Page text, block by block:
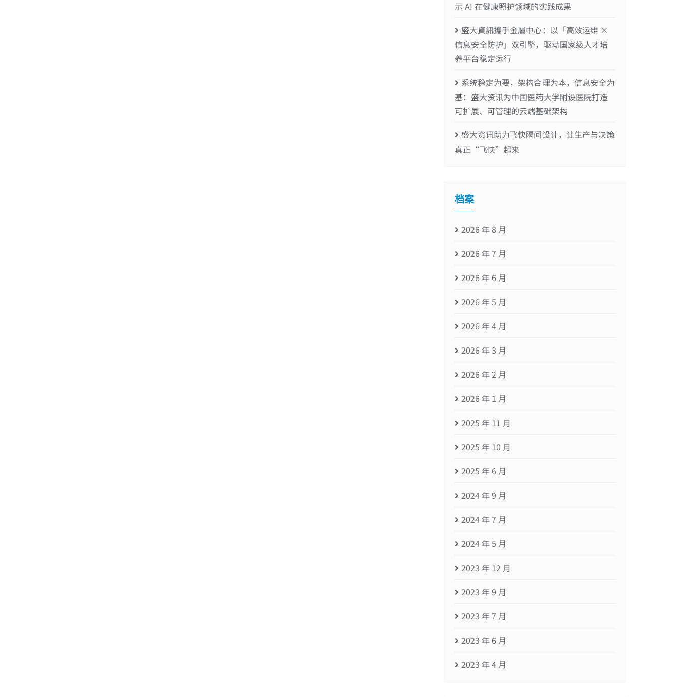
示 AI 在健康照护领域的实践成果
盛大資訊攜手金屬中心：以「高效运维 ×
信息安全防护」双引擎，驱动国家级人才培
养平台稳定运行
系统稳定为要，架构合理为本，信息安全为
基：盛大资讯为中国医药大学附设医院打造
可扩展、可管理的云端基础架构
盛大资讯助力飞快隔间设计，让生产与决策
真正“飞快”起来
档案
2026 年 8 月
2026 年 7 月
2026 年 6 月
2026 年 5 月
2026 年 4 月
2026 年 3 月
2026 年 2 月
2026 年 1 月
2025 年 11 月
2025 年 10 月
2025 年 6 月
2024 年 9 月
2024 年 7 月
2024 年 5 月
2023 年 12 月
2023 年 9 月
2023 年 7 月
2023 年 6 月
2023 年 4 月